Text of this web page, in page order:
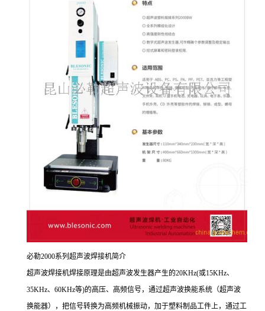
必勒2000系列超声波焊接机简介
超声波焊接机焊接原理是由超声波发生器产生的20KHz(或15KHz、
35KHz、60KHz等)的高压、高频信号，通过超声波换能系统（超声波
换能器），把信号转换为高频机械振动，加于塑料制品工件上，通过工